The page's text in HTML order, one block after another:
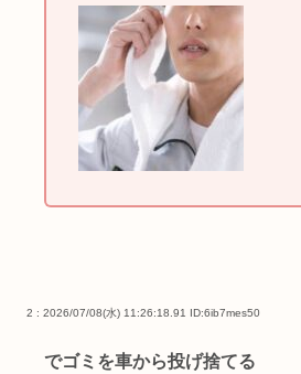
2 : 2026/07/08(水) 11:26:18.91 ID:6ib7mes50
でゴミを車から投げ捨てる